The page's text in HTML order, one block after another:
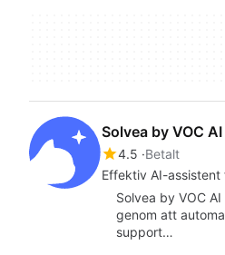
Solvea by VOC AI
4.5 Betalt
Effektiv AI-
Solvea by VOC
genom att
support…